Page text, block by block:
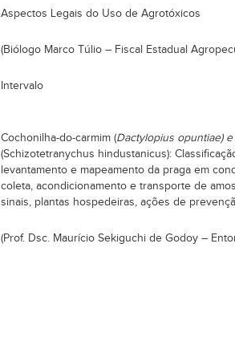
Aspectos Legais do Uso de Agrotóxicos
(Biólogo Marco Túlio – Fiscal Estadual
Intervalo
Cochonilha-do-carmim (Dactylopius opuntiae) e
(Schizotetranychus hindustanicus):
levantamento e mapeamento da praga em
coleta, acondicionamento e transporte de
sinais, plantas hospedeiras, ações de
(Prof. Dsc. Maurício Sekiguchi de Godoy –